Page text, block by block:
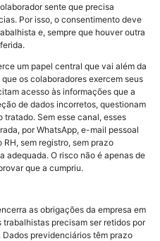
sente que precisa
Por isso, o consentimento deve
e, sempre que houver outra
um papel central que vai além da
os colaboradores exercem seus
acesso às informações que a
de dados incorretos, questionam
tratado. Sem esse canal, esses
por WhatsApp, e-mail pessoal
sem registro, sem prazo
adequada. O risco não é apenas de
que a cumpriu.
as obrigações da empresa em
precisam ser retidos por
previdenciários têm prazo